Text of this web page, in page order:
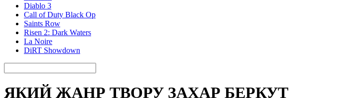
Diablo 3
Call of Duty Black Op
Saints Row
Risen 2: Dark Waters
La Noire
DiRT Showdown
ЯКИЙ ЖАНР ТВОРУ ЗАХАР БЕРКУТ